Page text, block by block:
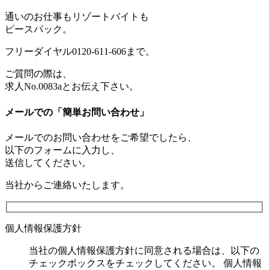
通いのお仕事もリゾートバイトも
ピースパック。
フリーダイヤル0120-611-606まで。
ご質問の際は、
求人No.0083aとお伝え下さい。
メールでの「簡単お問い合わせ」
メールでのお問い合わせをご希望でしたら、
以下のフォームに入力し、
送信してください。
当社からご連絡いたします。
個人情報保護方針
当社の個人情報保護方針に同意される場合は、以下の
チェックボックスをチェックしてください。 個人情報